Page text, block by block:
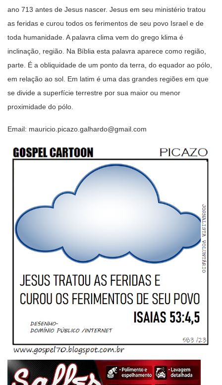
ano 713 antes de Jesus nascer. Jesus em seu ministério tratou
as feridas e curou todos os ferimentos de seu povo Israel e de
toda humanidade. A palavra clima vem do grego klima é
inclinação, região. Na Bíblia esta palavra aparece como região,
parte. É a obliquidade de um ponto da terra, do equador ao pólo,
em relação ao sol. Em latim é uma das grandes regiões em que
se divide a superfície terrestre por sua maior ou menor
proximidade do pólo.
Email: mauricio.picazo.galhardo@gmail.com